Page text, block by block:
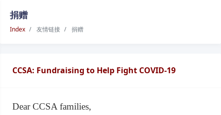
捐赠
Index 友情链接 捐赠
CCSA: Fundraising to Help Fight COVID-19
Dear CCSA families,